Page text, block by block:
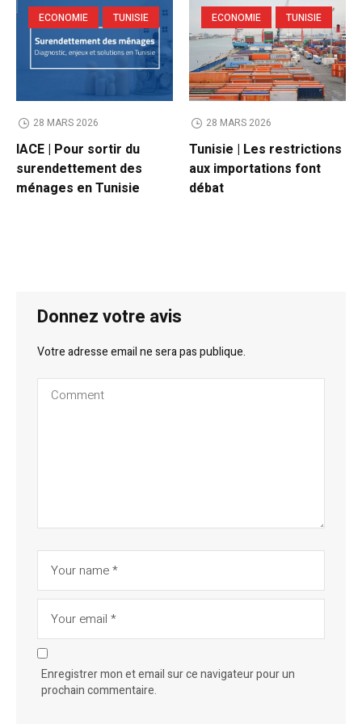
ECONOMIE TUNISIE
28 MARS 2026
IACE | Pour sortir du
surendettement des
ménages en Tunisie
ECONOMIE TUNISIE
28 MARS 2026
Tunisie | Les restrictions
aux importations font
débat
Donnez votre avis
Votre adresse email ne sera pas publique.
Enregistrer mon et email sur ce navigateur pour un
prochain commentaire.